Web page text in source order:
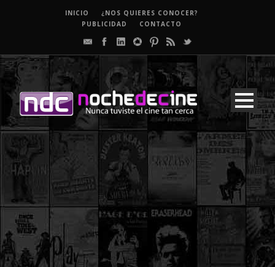
INICIO
¿NOS QUIERES CONOCER?
PUBLICIDAD
CONTACTO